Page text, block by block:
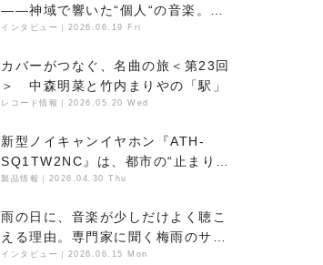
――神域で響いた“個人“の音楽。冥
丁の『赤城 夜神楽』をレポート
インタビュー 2026.06.19 Fri
カバーがつなぐ、名曲の旅＜第23回
＞ 中森明菜と竹内まりやの「駅」
レコード情報 2026.05.20 Wed
新型ノイキャンイヤホン『ATH-
SQ1TW2NC』は、都市の“止まり
木”になり得るーシンガーソングラ
製品情報 2026.04.30 Thu
雨の日に、音楽が少しだけよく聴こ
える理由。専門家に聞く梅雨のサウ
ンドスケープ
インタビュー 2026.06.15 Mon